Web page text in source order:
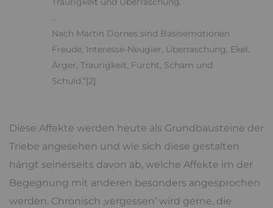
…
Nach Martin Dornes sind Basisemotionen
Freude, Interesse-Neugier, Überraschung, Ekel,
Ärger, Traurigkeit, Furcht, Scham und
Schuld.“[2]
Diese Affekte werden heute als Grundbausteine der
Triebe angesehen und wie sich diese gestalten
hängt seinerseits davon ab, welche Affekte im der
Begegnung mit anderen besonders angesprochen
werden. Chronisch ‚vergessen‘ wird gerne, die